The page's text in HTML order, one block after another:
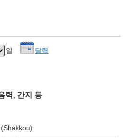
일 달력
력, 간지 등